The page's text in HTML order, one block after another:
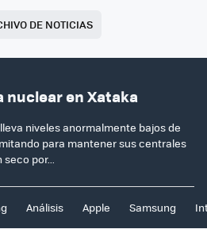
DE NOTICIAS
nuclear en Xataka
niveles anormalmente bajos de
para mantener sus centrales
por...
Análisis Apple Samsung